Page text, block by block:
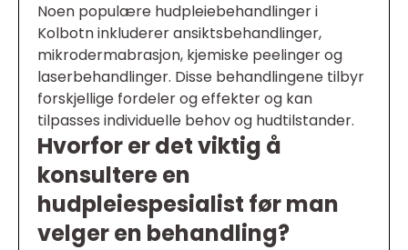
Noen populære hudpleiebehandlinger i
Kolbotn inkluderer ansiktsbehandlinger,
mikrodermabrasjon, kjemiske peelinger og
laserbehandlinger. Disse behandlingene tilbyr
forskjellige fordeler og effekter og kan
tilpasses individuelle behov og hudtilstander.
Hvorfor er det viktig å
konsultere en
hudpleiespesialist før man
velger en behandling?